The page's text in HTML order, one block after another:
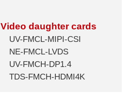
Video daughter cards
UV-FMCL-MIPI-CSI
NE-FMCL-LVDS
UV-FMCH-DP1.4
TDS-FMCH-HDMI4K